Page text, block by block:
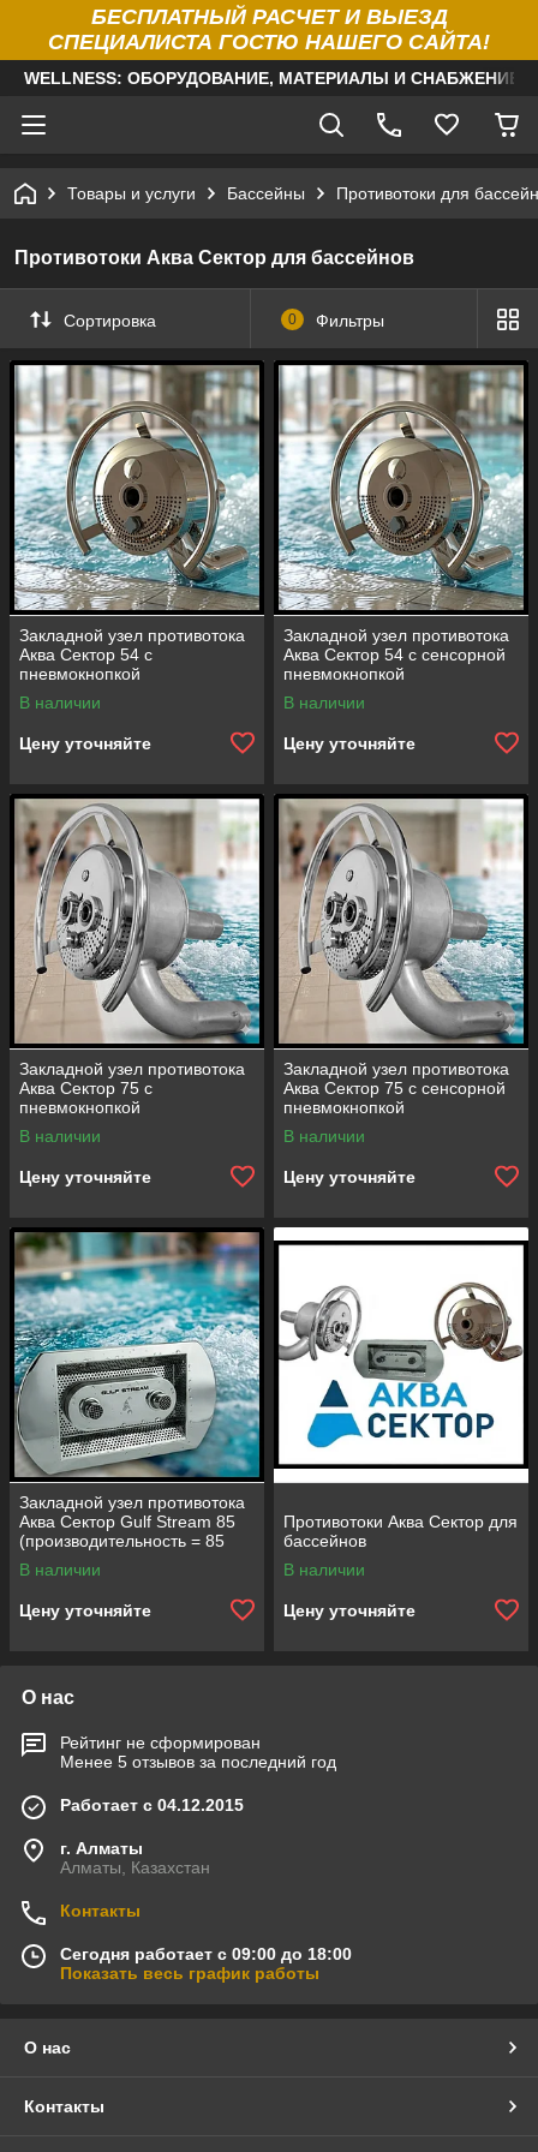
БЕСПЛАТНЫЙ РАСЧЕТ И ВЫЕЗД
СПЕЦИАЛИСТА ГОСТЮ НАШЕГО САЙТА!
WELLNESS: ОБОРУДОВАНИЕ, МАТЕРИАЛЫ И
Товары и услуги Бассейны Противотоки для
Противотоки Аква Сектор для бассейнов
Сортировка 0 Фильтры
Закладной узел противотока
Аква Сектор 54 с
пневмокнопкой
(производительность = 54
м3/час)
В наличии
Цену уточняйте
Закладной узел противотока
Аква Сектор 54 с сенсорной
пневмокнопкой
(производительность = 54
м3/час)
В наличии
Цену уточняйте
Закладной узел противотока
Аква Сектор 75 с
пневмокнопкой
(производительность = 75
м3/час)
В наличии
Цену уточняйте
Закладной узел противотока
Аква Сектор 75 с сенсорной
пневмокнопкой
(производительность = 75
м3/час)
В наличии
Цену уточняйте
Закладной узел противотока
Аква Сектор Gulf Stream 85
(производительность = 85
м3/час)
В наличии
Цену уточняйте
Противотоки Аква Сектор для
бассейнов
В наличии
Цену уточняйте
О нас
Рейтинг не сформирован
Менее 5 отзывов за последний год
Работает с 04.12.2015
г. Алматы
Алматы, Казахстан
Контакты
Сегодня работает с 09:00 до 18:00
Показать весь график работы
О нас
Контакты